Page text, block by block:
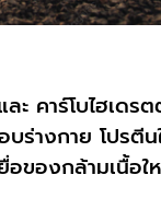
คาร์โบไฮเดร
างกาย โปรตี
ของกล้ามเนื้อใ